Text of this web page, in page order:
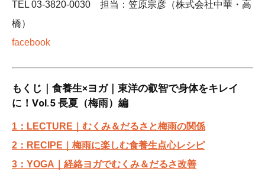
TEL 03-3820-0030 担当：笠原宗彦（株式会社中華・高
橋）
facebook
もくじ｜食養生×ヨガ｜東洋の叡智で身体をキレイ
に！Vol.5 長夏（梅雨）編
1：LECTURE｜むくみ＆だるさと梅雨の関係
2：RECIPE｜梅雨に楽しむ食養生点心レシピ
3：YOGA｜経絡ヨガでむくみ＆だるさ改善